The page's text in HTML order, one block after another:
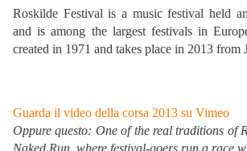
Roskilde Festival is a music festival held
and is among the largest festivals in
created in 1971 and takes place in 2013 from
Guarda il video della corsa 2013 su Vimeo
Oppure questo: One of the real traditions of